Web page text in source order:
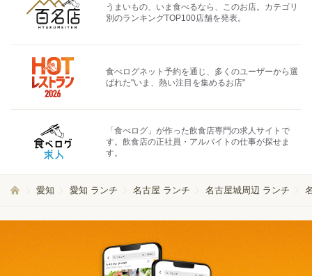
うまいもの、いま食べるなら、このお店。カテゴリ
別のランキングTOP100店舗を発表。
食べログネット予約を通じ、多くのユーザーから選
ばれた"いま、熱い注目を集めるお店"
「食べログ」が作った飲食店専門の求人サイトで
す。飲食店の正社員・アルバイトの仕事が探せま
す。
愛知 愛知 ランチ 名古屋 ランチ 名古屋城周辺 ランチ